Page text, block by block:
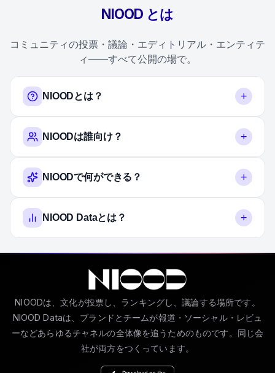
NIOOD とは
コミュニティの投票・議論・エディトリアル・エンティテ
ィ——すべて公開の場で。
NIOODとは？ +
NIOODは誰向け？ +
NIOODで何ができる？ +
NIOOD Dataとは？ +
NIOODは、文化が投票し、ランキングし、議論する場所です。
NIOOD Dataは、ブランドとチームが報道・ソーシャル・レビュ
ーなどあらゆるチャネルの全体像を追うためのものです。同じ会
社が両方をつくっています。